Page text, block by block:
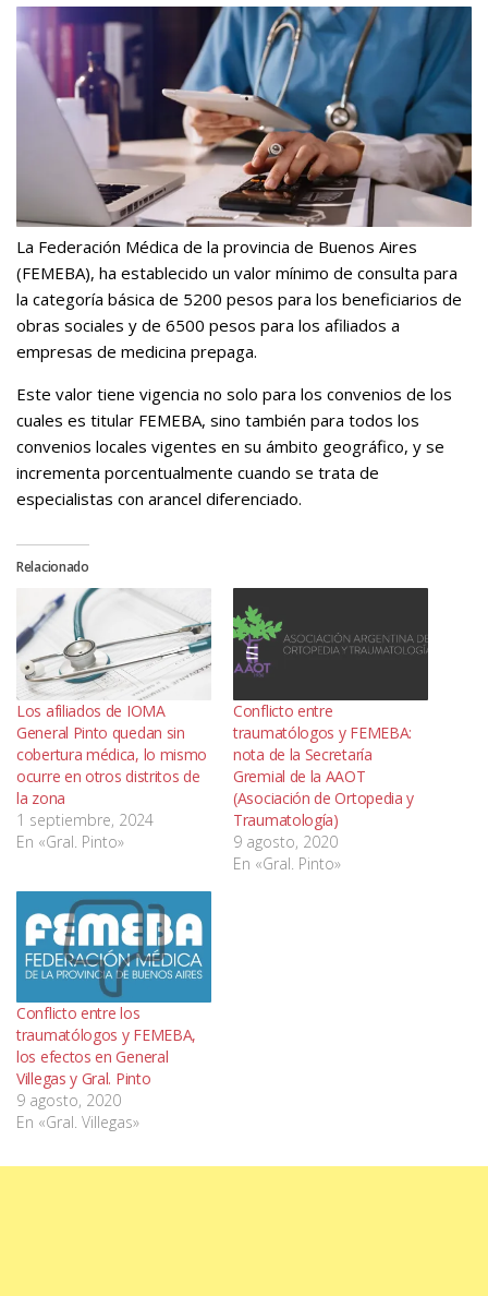
La Federación Médica de la provincia de Buenos Aires
(FEMEBA), ha establecido un valor mínimo de consulta para
la categoría básica de 5200 pesos para los beneficiarios de
obras sociales y de 6500 pesos para los afiliados a
empresas de medicina prepaga.
Este valor tiene vigencia no solo para los convenios de los
cuales es titular FEMEBA, sino también para todos los
convenios locales vigentes en su ámbito geográfico, y se
incrementa porcentualmente cuando se trata de
especialistas con arancel diferenciado.
Relacionado
Los afiliados de IOMA
General Pinto quedan sin
cobertura médica, lo mismo
ocurre en otros distritos de
la zona
1 septiembre, 2024
En «Gral. Pinto»
Conflicto entre
traumatólogos y FEMEBA:
nota de la Secretaría
Gremial de la AAOT
(Asociación de Ortopedia y
Traumatología)
9 agosto, 2020
En «Gral. Pinto»
Conflicto entre los
traumatólogos y FEMEBA,
los efectos en General
Villegas y Gral. Pinto
9 agosto, 2020
En «Gral. Villegas»